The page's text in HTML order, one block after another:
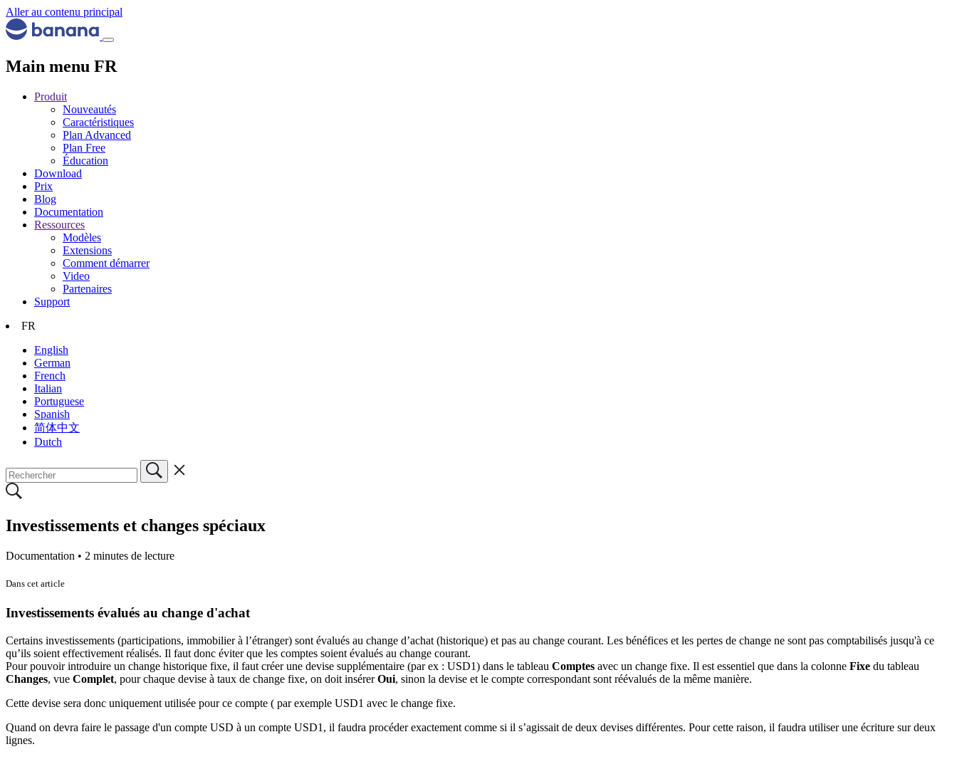
Aller au contenu principal
Main menu FR
Produit
Nouveautés
Caractéristiques
Plan Advanced
Plan Free
Éducation
Download
Prix
Blog
Documentation
Ressources
Modèles
Extensions
Comment démarrer
Video
Partenaires
Support
FR
English
German
French
Italian
Portuguese
Spanish
简体中文
Dutch
Investissements et changes spéciaux
Documentation • 2 minutes de lecture
Dans cet article
Investissements évalués au change d'achat
Certains investissements (participations, immobilier à l’étranger) sont évalués au change d’achat (historique) et pas au change courant. Les bénéfices et les pertes de change ne sont pas comptabilisés jusqu'à ce
qu’ils soient effectivement réalisés. Il faut donc éviter que les comptes soient évalués au change courant.
Pour pouvoir introduire un change historique fixe, il faut créer une devise supplémentaire (par ex : USD1) dans le tableau Comptes avec un change fixe. Il est essentiel que dans la colonne Fixe du tableau
Changes, vue Complet, pour chaque devise à taux de change fixe, on doit insérerOui, sinon la devise et le compte correspondant sont réévalués de la même manière.
Cette devise sera donc uniquement utilisée pour ce compte ( par exemple USD1 avec le change fixe.
Quand on devra faire le passage d'un compte USD à un compte USD1, il faudra procéder exactement comme si il s’agissait de deux devises différentes. Pour cette raison, il faudra utiliser une écriture sur deux
lignes.